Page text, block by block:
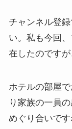
チャンネル登
い。私も今回
在したのです
ホテルの部屋
り家族の一員
めぐり合いです